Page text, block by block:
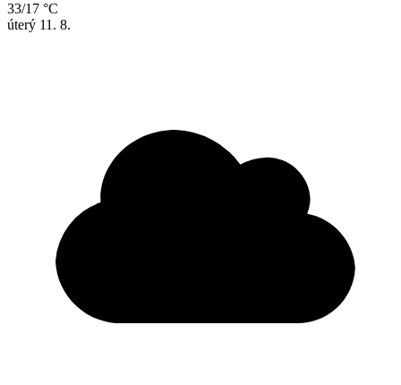
33/17 °C
úterý 11. 8.